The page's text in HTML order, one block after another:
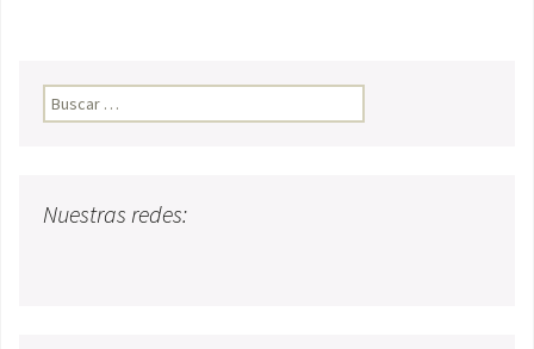
Buscar:
Nuestras redes: